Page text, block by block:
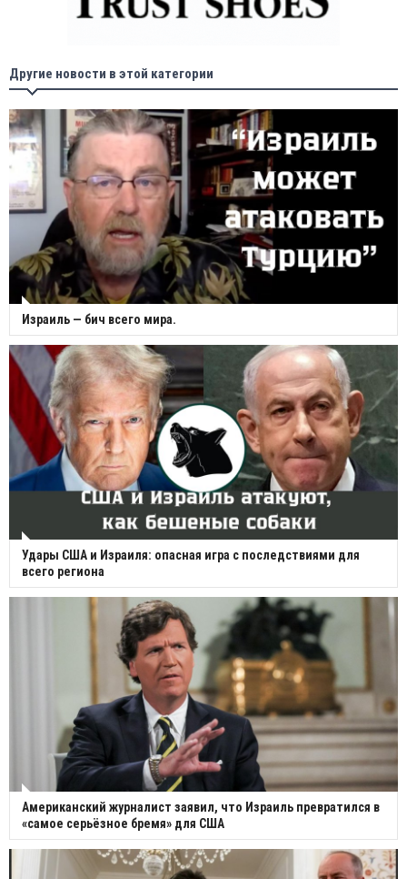
Другие новости в этой категории
Израиль — бич всего мира.
Удары США и Израиля: опасная игра с последствиями для
всего региона
Американский журналист заявил, что Израиль превратился в
«самое серьёзное бремя» для США